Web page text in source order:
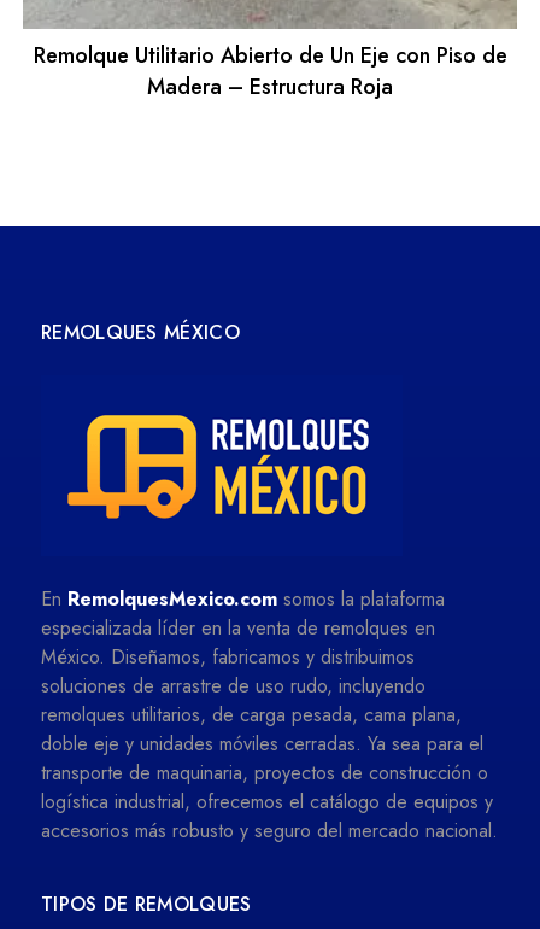
Remolque Utilitario Abierto de Un Eje con Piso de
Madera – Estructura Roja
REMOLQUES MÉXICO
En RemolquesMexico.com somos la plataforma
especializada líder en la venta de remolques en
México. Diseñamos, fabricamos y distribuimos
soluciones de arrastre de uso rudo, incluyendo
remolques utilitarios, de carga pesada, cama plana,
doble eje y unidades móviles cerradas. Ya sea para el
transporte de maquinaria, proyectos de construcción o
logística industrial, ofrecemos el catálogo de equipos y
accesorios más robusto y seguro del mercado nacional.
TIPOS DE REMOLQUES